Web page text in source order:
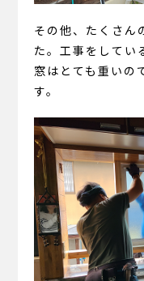
その他、たくさん
た。工事をしてい
窓はとても重いの
す。